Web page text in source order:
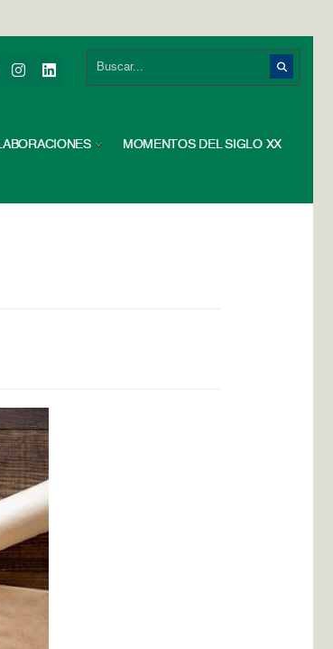
MOMENTOS DEL SIGLO XX